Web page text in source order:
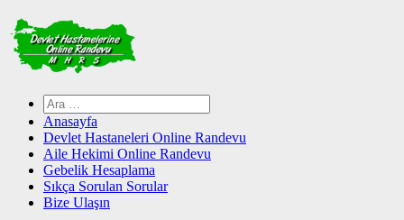
Arama:
Anasayfa
Devlet Hastaneleri Online Randevu
Aile Hekimi Online Randevu
Gebelik Hesaplama
Sıkça Sorulan Sorular
Bize Ulaşın